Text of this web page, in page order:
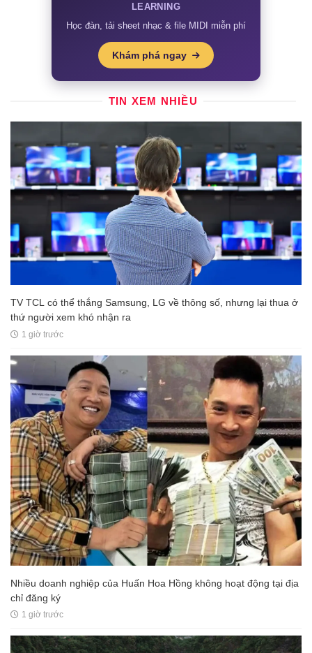
LEARNING
Học đàn, tải sheet nhạc & file MIDI miễn phí
Khám phá ngay
TIN XEM NHIỀU
TV TCL có thể thắng Samsung, LG về thông số, nhưng lại thua ở
thứ người xem khó nhận ra
1 giờ trước
Nhiều doanh nghiệp của Huấn Hoa Hồng không hoạt động tại địa
chỉ đăng ký
1 giờ trước